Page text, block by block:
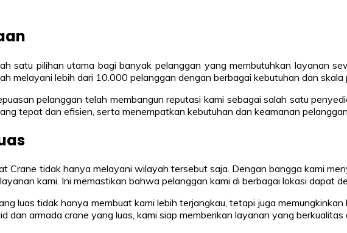
satu pilihan utama bagi banyak pelanggan yang membutuhkan layanan
melayani lebih dari 10.000 pelanggan dengan berbagai kebutuhan dan skala
pelanggan telah membangun reputasi kami sebagai salah satu
tepat dan efisien, serta menempatkan kebutuhan dan keamanan
Crane tidak hanya melayani wilayah tersebut saja. Dengan bangga kami
kami. Ini memastikan bahwa pelanggan kami di berbagai lokasi dapat
luas tidak hanya membuat kami lebih terjangkau, tetapi juga
dan armada crane yang luas, kami siap memberikan layanan yang